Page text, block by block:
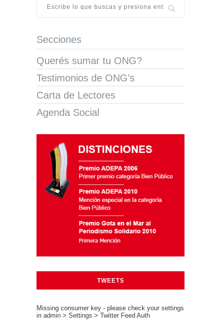
Secciones
Querés sumar tu ONG?
Testimonios de ONG’s
Carta de Lectores
Agenda Social
TWEETS
Missing consumer key - please check your settings
in admin > Settings > Twitter Feed Auth